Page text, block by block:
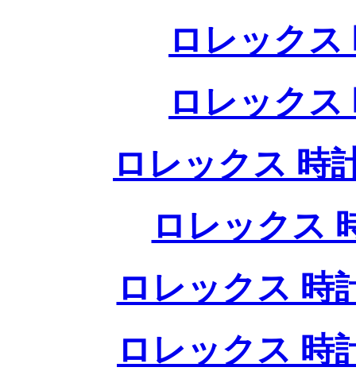
ロレックス
ロレックス
ロレックス 時
ロレックス
ロレックス 時
ロレックス 時